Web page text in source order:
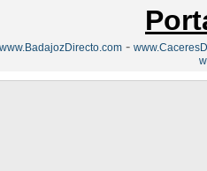
www.BadajozDirecto.com -